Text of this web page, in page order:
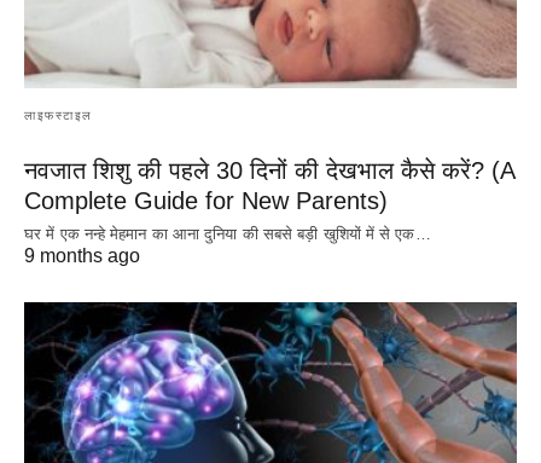
लाइफस्टाइल
नवजात शिशु की पहले 30 दिनों की देखभाल कैसे करें? (A
Complete Guide for New Parents)
घर में एक नन्हे मेहमान का आना दुनिया की सबसे बड़ी खुशियों में से एक…
9 months ago